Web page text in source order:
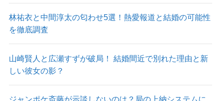
林祐衣と中間淳太の匂わせ5選！熱愛報道と結婚の可能性
を徹底調査
山崎賢人と広瀬すずが破局！ 結婚間近で別れた理由と新
しい彼女の影？
ジャンポケ斎藤が示談しないのは？局の上納システムに